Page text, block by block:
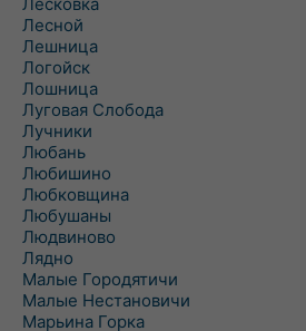
Лесной
Лешница
Логойск
Лошница
Луговая Слобода
Лучники
Любань
Любишино
Любковщина
Любушаны
Людвиново
Лядно
Малые Городятичи
Малые Нестановичи
Марьина Горка